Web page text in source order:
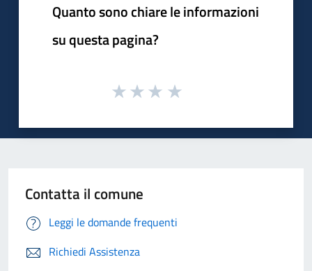
Quanto sono chiare le informazioni
su questa pagina?
Contatta il comune
Leggi le domande frequenti
Richiedi Assistenza